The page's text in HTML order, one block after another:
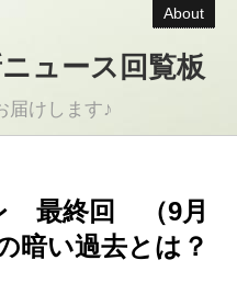
About
ュース回覧板
届けします♪
最終回 （9月
暗い過去とは？